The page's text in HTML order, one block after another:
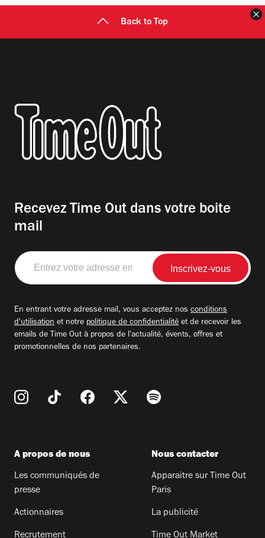
Back to Top
Recevez Time Out dans votre boite
mail
Entrez
votre
adresse
En entrant votre adresse mail, vous acceptez nos conditions
d'utilisation et notre politique de confidentialité et de recevoir les
emails de Time Out à propos de l'actualité, évents, offres et
promotionnelles de nos partenaires.
A propos de nous
Les communiqués de
presse
Actionnaires
Recrutement
Nous contacter
Apparaitre sur Time Out
Paris
La publicité
Time Out Market